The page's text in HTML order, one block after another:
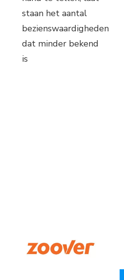
staan het aantal
bezienswaardigheden
dat minder bekend
is